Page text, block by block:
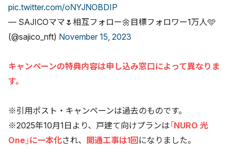
pic.twitter.com/oNYJNOBDIP
— SAJICOママ🌷相互フォロー🌼目標フォロワー1万人🩵
(@sajico_nft) November 15, 2023
キャンペーンの特典内容は申し込み窓口によって異なりま
す。
※引用ポスト・キャンペーンは過去のものです。
※2025年10月1日より、戸建て向けプランは「NURO 光
One」に一本化され、 開通工事は1回になりました。